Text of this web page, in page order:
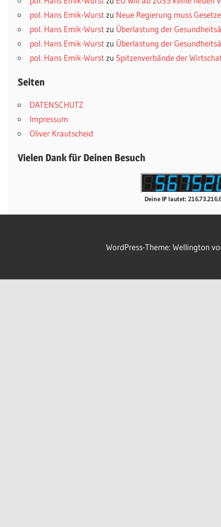
pol. Hans Emik-Wurst zu Neue Regierung muss
pol. Hans Emik-Wurst zu Überlastung der
pol. Hans Emik-Wurst zu Überlastung der
pol. Hans Emik-Wurst zu Spitzenverbände der
Seiten
DATENSCHUTZ
Impressum
Oliver Krautscheid
Vielen Dank für Deinen Besuch
Deine IP lautet:
WordPress-Theme: Wellington